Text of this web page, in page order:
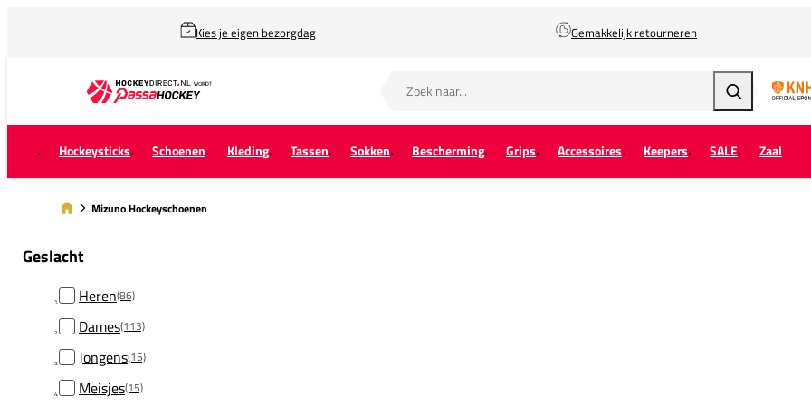
Kies je eigen bezorgdag Gemakkelijk retourneren
Zoeken
Hockeysticks Schoenen Kleding Tassen Sokken Bescherming Grips Accessoires Keepers SALE Zaal
Mizuno Hockeyschoenen
Geslacht
Heren(86)
Dames(113)
Jongens(15)
Meisjes(15)